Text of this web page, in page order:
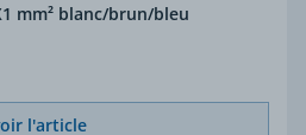
mm² blanc/brun/bleu
l'article